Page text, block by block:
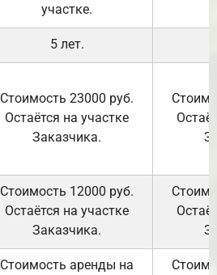
участке.
5 лет.
Стоимость 23000 руб.
Остаётся на участке
Заказчика.
Стоимость 12000 руб.
Остаётся на участке
Заказчика.
Стоимость аренды на